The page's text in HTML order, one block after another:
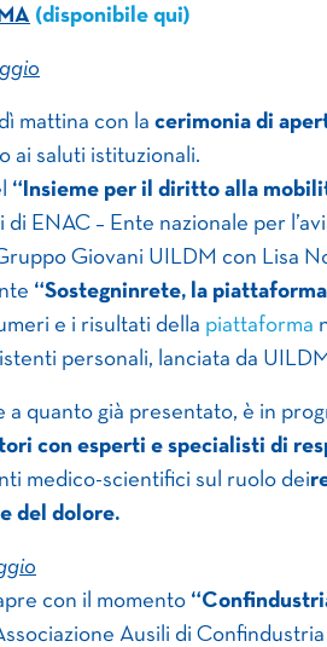
(disponibile qui)
mattina con la cerimonia di
ai saluti istituzionali.
“Insieme per il diritto alla
ENAC – Ente nazionale per
Giovani UILDM con Lisa
“Sostegninrete, la
e i risultati della piattaforma
personali, lanciata da
a quanto già presentato, è in
con esperti e specialisti di
medico-scientifici sul ruolo dei
del dolore.
con il momento
Ausili di